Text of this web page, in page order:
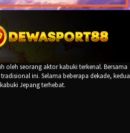
oleh seorang aktor kabuki terkenal. Bersama
ini. Selama beberapa dekade, kedua
Jepang terhebat.